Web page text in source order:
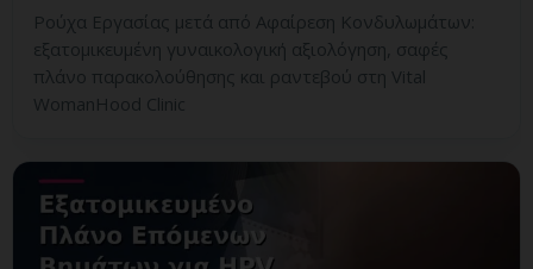
Ρούχα Εργασίας μετά από Αφαίρεση Κονδυλωμάτων:
εξατομικευμένη γυναικολογική αξιολόγηση, σαφές
πλάνο παρακολούθησης και ραντεβού στη Vital
WomanHood Clinic